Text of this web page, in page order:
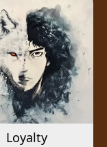
Loyalty